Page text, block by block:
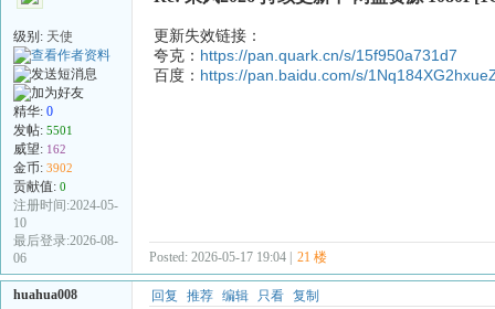
级别: 天使
精华: 0
发帖: 5501
威望: 162
金币: 3902
贡献值: 0
注册时间:2024-05-
10
最后登录:2026-08-
06
更新失效链接：
夸克： https://pan.quark.cn/s/15f950a731d7
百度： https://pan.baidu.com/s/
Posted: 2026-05-17 19:04 | 21 楼
huahua008 回复 推荐 编辑 只看 复制